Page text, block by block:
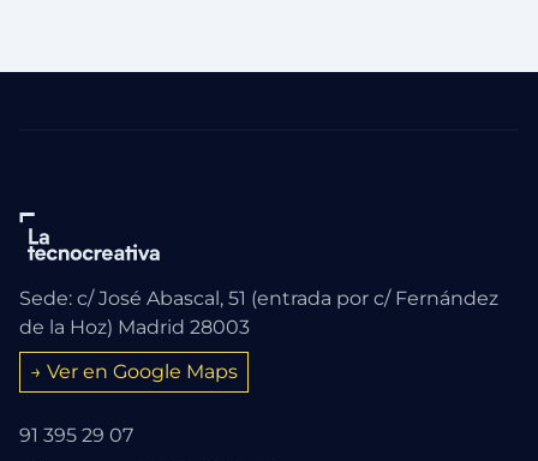
Sede: c/ José Abascal, 51 (entrada por c/ Fernández
de la Hoz) Madrid 28003
→ Ver en Google Maps
91 395 29 07